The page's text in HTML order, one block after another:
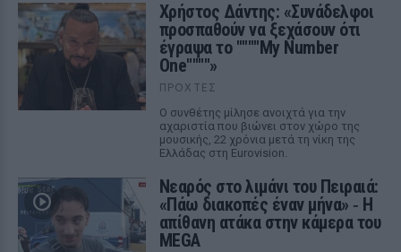
Χρήστος Δάντης: «Συνάδελφοι
προσπαθούν να ξεχάσουν ότι
έγραψα το """"My Number
One""""»
ΠΡΟΧΤΈΣ
Ο συνθέτης μίλησε ανοιχτά για την
αχαριστία που βιώνει στον χώρο της
μουσικής, 22 χρόνια μετά τη νίκη της
Ελλάδας στη Eurovision.
Νεαρός στο λιμάνι του Πειραιά:
«Πάω διακοπές έναν μήνα» ‑ Η
απίθανη ατάκα στην κάμερα του
MEGA